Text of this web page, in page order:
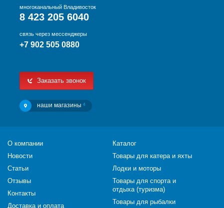
многоканальный Владивосток
8 423 205 6040
связь через мессенджеры
+7 902 505 0880
Заказать звонок
наши магазины 4
О компании
Новости
Статьи
Отзывы
Контакты
Доставка и оплата
Каталог
Товары для катера и яхты
Лодки и моторы
Товары для спорта и
отдыха (туризма)
Товары для рыбалки